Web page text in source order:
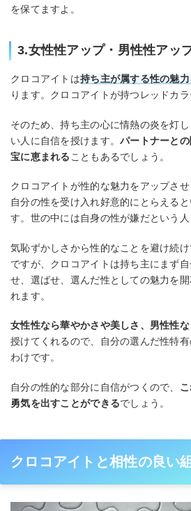
を保てますよ。
3.女性性アップ・男性性アッ
クロコアイトは持ち主が属する性の魅
ります。クロコアイトが持つレッドカラ
そのため、持ち主の心に情熱の炎を灯
い人に自信を授けます。パートナーと
宝に恵まれる こともあるでしょう。
クロコアイトが性的な魅力をアップさ
自分の性を受け入れ好意的にとらえる
す。世の中には自身の性が嫌だという人
気恥ずかしさから性的なことを避け続け
ですが、クロコアイトは持ち主にまず
せ、選ばせ、選んだ性としての魅力を
れます。
女性性なら華やかさや美しさ、男性性
授けてくれるので、自分の選んだ性特
わけです。
自分の性的な部分に自信がつくので、
勇気を出すことができるでしょう。
クロコアイトと相性の良い